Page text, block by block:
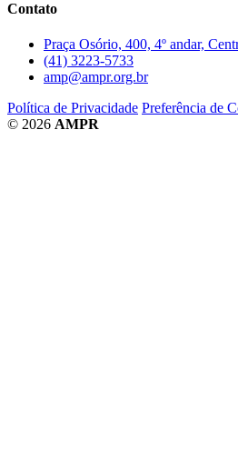
Contato
Praça Osório, 400, 4º andar,
(41) 3223-5733
amp@ampr.org.br
Política de Privacidade Preferência de
© 2026 AMPR